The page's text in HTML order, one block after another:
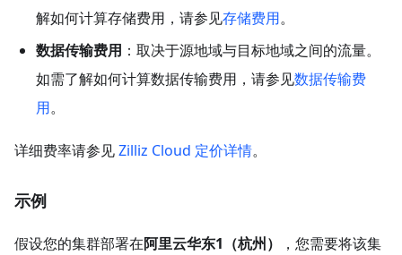
解如何计算存储费用，请参见存储费用。
数据传输费用 ：取决于源地域与目标地域之间的流量。
如需了解如何计算数据传输费用，请参见数据传输费
用。
详细费率请参见Zilliz Cloud 定价详情。
示例
假设您的集群部署在阿里云华东1（杭州）
，您需要将该集